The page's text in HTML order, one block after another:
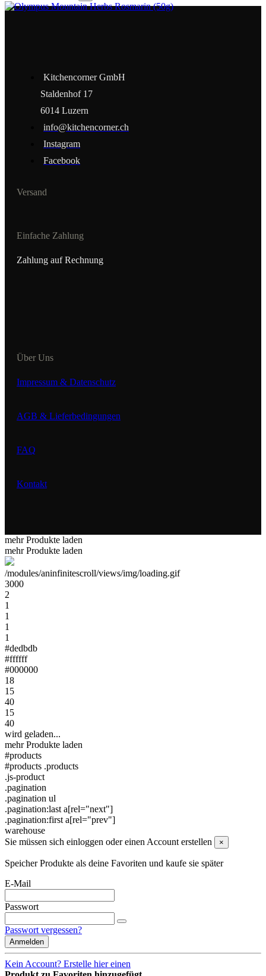
Kitchencorner GmbH
Staldenhof 17
6014 Luzern
info@kitchencorner.ch
Instagram
Facebook
Versand
Einfache Zahlung
Zahlung auf Rechnung
Über Uns
Impressum & Datenschutz
AGB & Lieferbedingungen
FAQ
Kontakt
mehr Produkte laden
mehr Produkte laden
/modules/aninfinitescroll/views/img/loading.gif
3000
2
1
1
1
1
#dedbdb
#ffffff
#000000
18
15
40
15
40
wird geladen...
mehr Produkte laden
#products
#products .products
.js-product
.pagination
.pagination ul
.pagination:last a[rel="next"]
.pagination:first a[rel="prev"]
warehouse
Sie müssen sich einloggen oder einen Account erstellen
×
Speicher Produkte als deine Favoriten und kaufe sie später
E-Mail
Passwort
Passwort vergessen?
Anmelden
Kein Account? Erstelle hier einen